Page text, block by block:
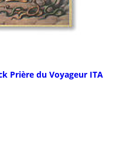
Prière du Voyageur ITA